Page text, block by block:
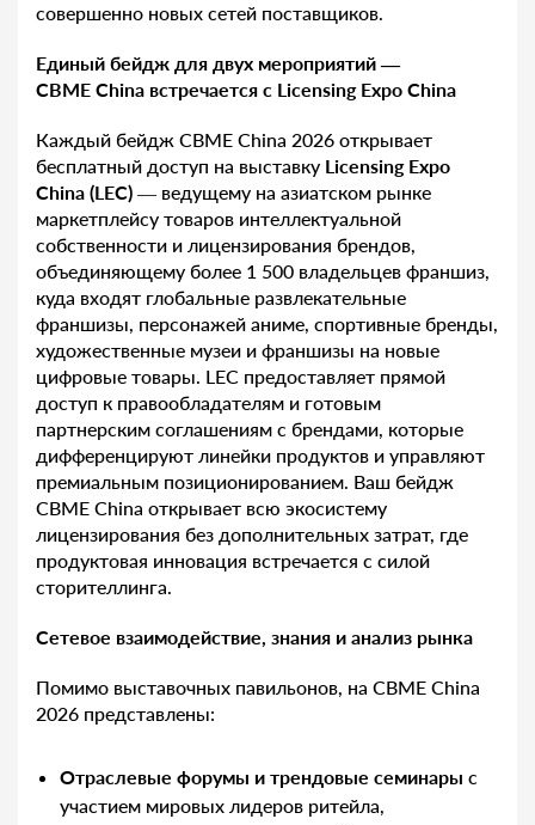
совершенно новых сетей поставщиков.
Единый бейдж для двух мероприятий —
CBME China встречается с Licensing Expo China
Каждый бейдж CBME China 2026 открывает
бесплатный доступ на выставку Licensing Expo
China (LEC) — ведущему на азиатском рынке
маркетплейсу товаров интеллектуальной
собственности и лицензирования брендов,
объединяющему более 1 500 владельцев франшиз,
куда входят глобальные развлекательные
франшизы, персонажей аниме, спортивные бренды,
художественные музеи и франшизы на новые
цифровые товары. LEC предоставляет прямой
доступ к правообладателям и готовым
партнерским соглашениям с брендами, которые
дифференцируют линейки продуктов и управляют
премиальным позиционированием. Ваш бейдж
CBME China открывает всю экосистему
лицензирования без дополнительных затрат, где
продуктовая инновация встречается с силой
сторителлинга.
Сетевое взаимодействие, знания и анализ рынка
Помимо выставочных павильонов, на CBME China
2026 представлены:
Отраслевые форумы и трендовые семинары с
участием мировых лидеров ритейла,